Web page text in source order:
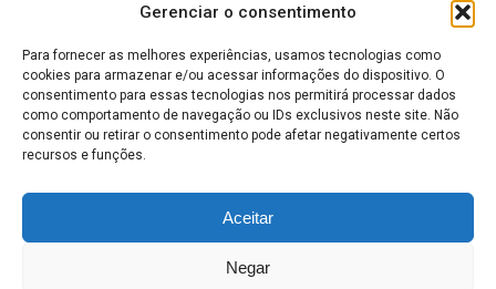
Gerenciar o consentimento
Para fornecer as melhores experiências, usamos tecnologias como
cookies para armazenar e/ou acessar informações do dispositivo. O
consentimento para essas tecnologias nos permitirá processar dados
como comportamento de navegação ou IDs exclusivos neste site. Não
consentir ou retirar o consentimento pode afetar negativamente certos
recursos e funções.
Aceitar
Negar
informativo, servindo como boletins de divulgação, e não devem ser
interpretadas como recomendações de investimento.Leia mais
Bolsa de Valores